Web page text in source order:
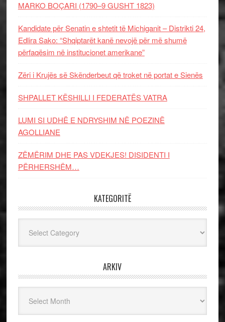
MARKO BOÇARI (1790–9 GUSHT 1823)
Kandidate për Senatin e shtetit të Michiganit – Distrikti 24,
Edlira Sako: “Shqiptarët kanë nevojë për më shumë
përfaqësim në institucionet amerikane”
Zëri i Krujës së Skënderbeut që troket në portat e Sienës
SHPALLET KËSHILLI I FEDERATËS VATRA
LUMI SI UDHË E NDRYSHIM NË POEZINË
AGOLLIANE
ZËMËRIM DHE PAS VDEKJES! DISIDENTI I
PËRHERSHËM…
KATEGORITË
ARKIV